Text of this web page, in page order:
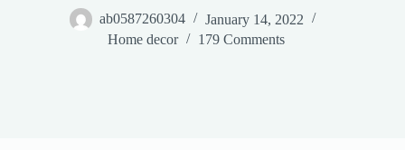
ab0587260304
January 14, 2022
Home decor
179 Comments